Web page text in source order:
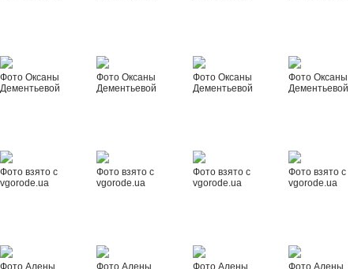
Фото Оксаны
Дементьевой
Фото Оксаны
Дементьевой
Фото Оксаны
Дементьевой
Фото Оксаны
Дементьевой
Фото взято с
vgorode.ua
Фото взято с
vgorode.ua
Фото взято с
vgorode.ua
Фото взято с
vgorode.ua
Фото Алены
Фото Алены
Фото Алены
Фото Алены